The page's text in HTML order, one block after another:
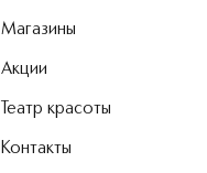
Магазины
Акции
Театр красоты
Контакты